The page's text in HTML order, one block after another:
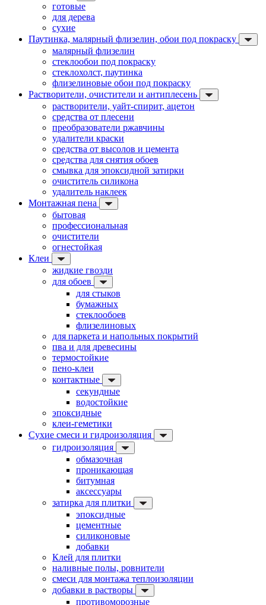
готовые
для дерева
сухие
Паутинка, малярный флизелин, обои под покраску
малярный флизелин
стеклообои под покраску
стеклохолст, паутинка
флизелиновые обои под покраску
Растворители, очистители и антиплесень
растворители, уайт-спирит, ацетон
средства от плесени
преобразователи ржавчины
удалители краски
средства от высолов и цемента
средства для снятия обоев
смывка для эпоксидной затирки
очиститель силикона
удалитель наклеек
Монтажная пена
бытовая
профессиональная
очистители
огнестойкая
Клеи
жидкие гвозди
для обоев
для стыков
бумажных
стеклообоев
флизелиновых
для паркета и напольных покрытий
пва и для древесины
термостойкие
пено-клеи
контактные
секундные
водостойкие
эпоксидные
клеи-геметики
Сухие смеси и гидроизоляция
гидроизоляция
обмазочная
проникающая
битумная
аксессуары
затирка для плитки
эпоксидные
цементные
силиконовые
добавки
Клей для плитки
наливные полы, ровнители
смеси для монтажа теплоизоляции
добавки в растворы
противоморозные